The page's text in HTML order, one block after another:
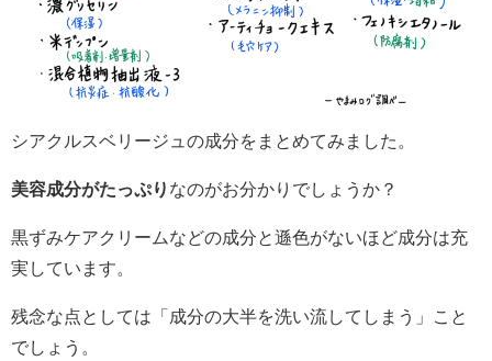
シアクルスベリージュの成分をまとめてみました。
美容成分がたっぷり なのがお分かりでしょうか？
黒ずみケアクリームなどの成分と遜色がないほど成分は充
実しています。
残念な点としては「成分の大半を洗い流してしまう」こと
でしょう。